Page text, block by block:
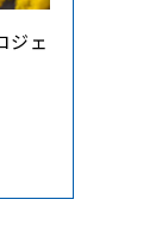
ジェ